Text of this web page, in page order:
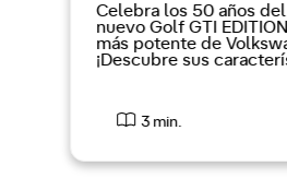
Celebra los 50 años
nuevo Golf GTI
más potente de
¡Descubre sus
3 min.